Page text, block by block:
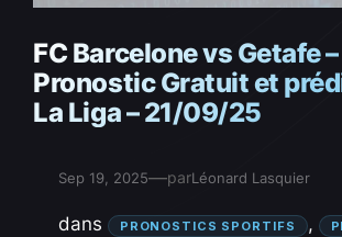
FC Barcelone vs Getafe –
Pronostic Gratuit et
La Liga – 21/09/25
Sep 19, 2025—parLéonard Lasquier
dans PRONOSTICS SPORTIFS ,